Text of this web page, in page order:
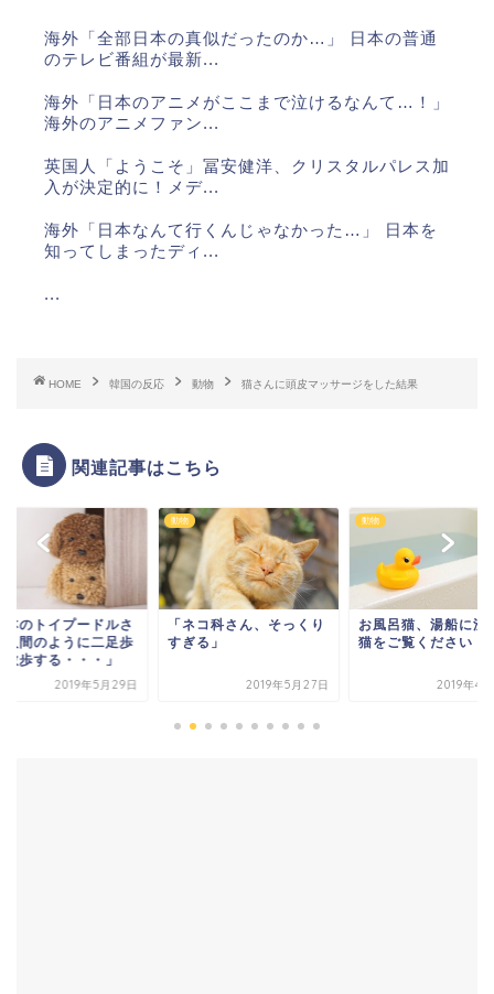
海外「全部日本の真似だったのか…」 日本の普通
のテレビ番組が最新...
海外「日本のアニメがここまで泣けるなんて…！」
海外のアニメファン...
英国人「ようこそ」冨安健洋、クリスタルパレス加
入が決定的に！メデ...
海外「日本なんて行くんじゃなかった…」 日本を
知ってしまったディ...
...
...
Powered by livedoor 相互RSS
HOME 韓国の反応 動物 猫さんに頭皮マッサージをした結果
関連記事はこちら
本のトイプードルさ
人間のように二足歩
散歩する・・・」
2019年5月29日
動物
「ネコ科さん、そっくり
すぎる」
2019年5月27日
動物
お風呂猫、湯船に浸
猫をご覧ください
2019年4